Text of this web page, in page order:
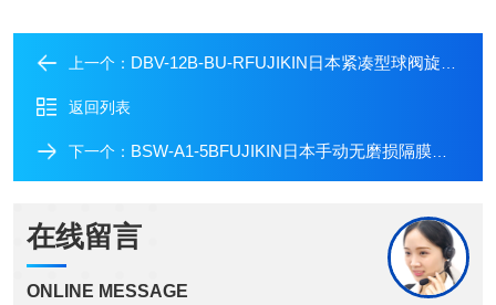
上一个： DBV-12B-BU-RFUJIKIN日本紧凑型球阀旋入式DBV-12-BU系列
返回列表
下一个： BSW-A1-5BFUJIKIN日本手动无磨损隔膜阀BSW系列
在线留言
ONLINE MESSAGE